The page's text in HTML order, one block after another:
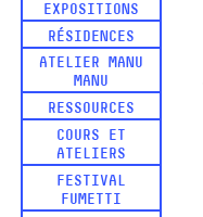
EXPOSITIONS
RÉSIDENCES
ATELIER MANU
MANU
RESSOURCES
COURS ET
ATELIERS
FESTIVAL
FUMETTI